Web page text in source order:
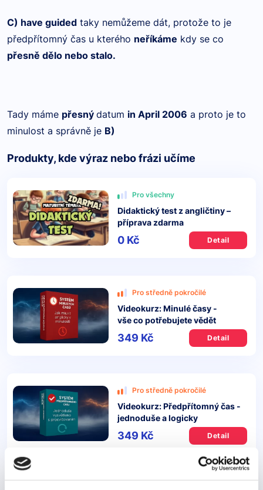
C) have guided taky nemůžeme dát, protože to je
předpřítomný čas u kterého neříkáme kdy se co
přesně dělo nebo stalo.
Tady máme přesný datum in April 2006 a proto je to
minulost a správně je B)
Produkty, kde výraz nebo frázi učíme
Pro všechny
Didaktický test z angličtiny –
příprava zdarma
0 Kč Detail
Pro středně pokročilé
Videokurz: Minulé časy -
vše co potřebujete vědět
349 Kč Detail
Pro středně pokročilé
Videokurz: Předpřítomný čas -
jednoduše a logicky
349 Kč Detail